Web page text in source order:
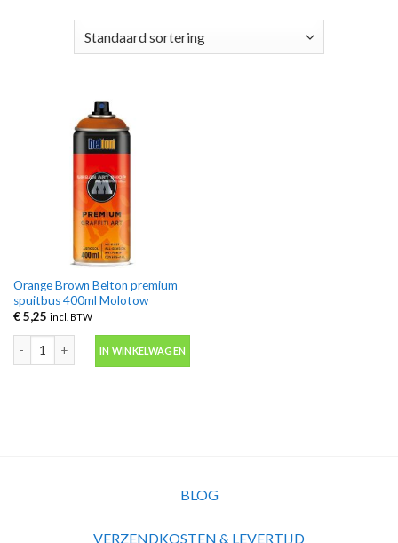
Orange Brown Belton premium
spuitbus 400ml Molotow
€5,25 incl. BTW
Orange Brown Belton premium spuitbus 400ml Molotow aantal
IN WINKELWAGEN
BLOG
VERZENDKOSTEN & LEVERTIJD